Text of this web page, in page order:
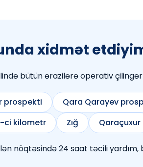
xidmət
bütün ərazilərə operativ
prospekti Qara Qarayev
ci kilometr Zığ Qaraçuxur
nöqtəsində 24 saat təcili